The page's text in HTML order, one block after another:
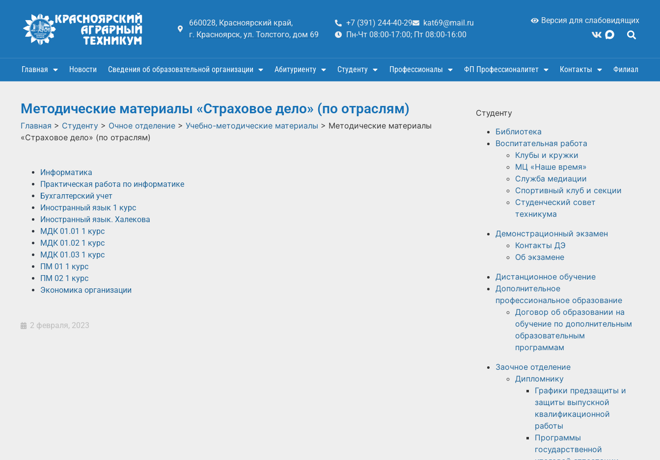
660028, Красноярский край,
г. Красноярск, ул. Толстого, дом 69
+7 (391) 244-40-29
kat69@mail.ru
Пн-Чт 08:00-17:00; Пт 08:00-16:00
Версия для слабовидящих
Главная Новости Сведения об образовательной организации Абитуриенту Студенту Профессионалы ФП Профессионалитет Контакты Филиал
Методические материалы «Страховое дело» (по отраслям)
Главная > Студенту > Очное отделение > Учебно-методические материалы > Методические материалы
«Страховое дело» (по отраслям)
Информатика
Практическая работа по информатике
Бухгалтерский учет
Иностранный язык 1 курс
Иностранный язык. Халекова
МДК 01.01 1 курс
МДК 01.02 1 курс
МДК 01.03 1 курс
ПМ 01 1 курс
ПМ 02 1 курс
Экономика организации
2 февраля, 2023
Студенту
Библиотека
Воспитательная работа
Клубы и кружки
МЦ «Наше время»
Служба медиации
Спортивный клуб и секции
Студенческий совет
техникума
Демонстрационный экзамен
Контакты ДЭ
Об экзамене
Дистанционное обучение
Дополнительное
профессиональное образование
Договор об образовании на
обучение по дополнительным
образовательным
программам
Заочное отделение
Дипломнику
Графики предзащиты и
защиты выпускной
квалификационной
работы
Программы
государственной